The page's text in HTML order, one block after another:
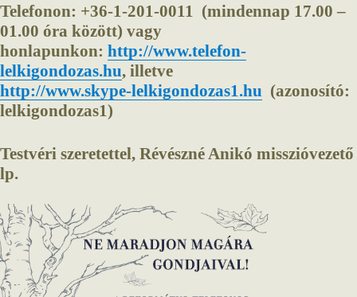
Telefonon: +36-1-201-0011 (mindennap 17.00 –
01.00 óra között) vagy
honlapunkon: http://www.telefon-
lelkigondozas.hu, illetve
http://www.skype-lelkigondozas1.hu (azonosító:
lelkigondozas1)
Testvéri szeretettel, Révészné Anikó misszióvezető
lp.